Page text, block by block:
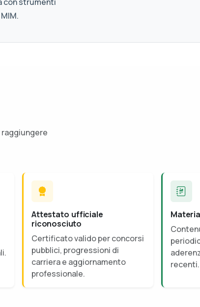
Attestato ufficiale
riconosciuto
Certificato valido per concorsi
pubblici, progressioni di
carriera e aggiornamento
professionale.
recenti.